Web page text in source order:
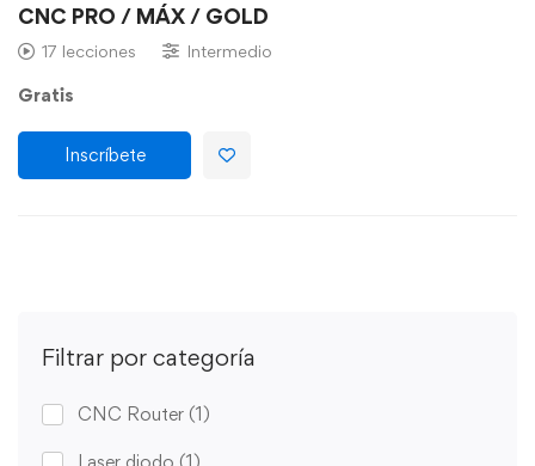
Filtrar por categoría
CNC Router (1)
CNC PRO / MÁX / GOLD
17 lecciones Intermedio
Gratis
Inscríbete